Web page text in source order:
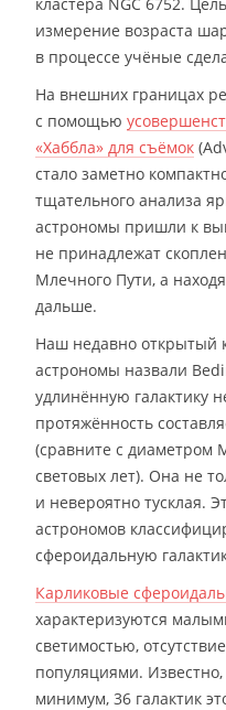
измерение возраста
в процессе учёные
На внешних границах
с помощью
«Хаббла» для съёмок
стало заметно
тщательного анализа
астрономы пришли к
не принадлежат
Млечного Пути, а
дальше.
Наш недавно открытый
астрономы назвали
удлинённую галактику
протяжённость
(сравните с диаметром
световых лет). Она не
и невероятно тусклая.
астрономов
сфероидальную
Карликовые
характеризуются
светимостью,
популяциями. Известно,
минимум, 36 галактик